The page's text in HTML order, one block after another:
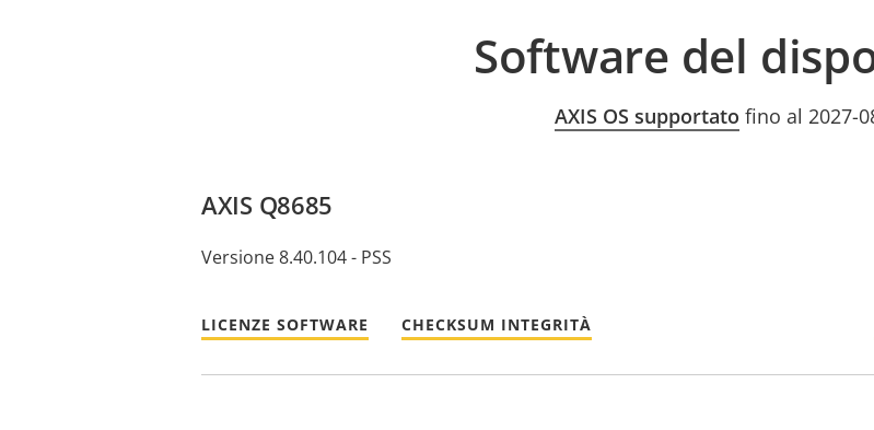
Software del
AXIS OS supportato fino al 2027-
AXIS Q8685
Versione 8.40.104 - PSS
LICENZE SOFTWARE CHECKSUM INTEGRITÀ